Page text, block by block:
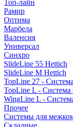
Топ-лайн
Рамир
Оптима
Марбела
Валенсия
Универсал
Синхро
SlideLine 55 Hettich
SlideLine M Hettich
TopLine 27 -
TopLine L - Система
WingLine L -
Прочее
Системы для
Складные